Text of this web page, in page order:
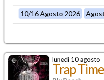
10/16 Agosto 2026
lunedì 10 agosto
Trap Time